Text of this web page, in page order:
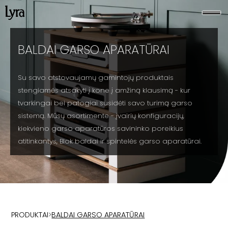
BALDAI GARSO APARATŪRAI
Su savo atstovaujamų gamintojų produktais
stengiamės atsakyti į kone į amžiną klausimą - kur
tvarkingai bei patogiai susidėti savo turimą garso
sistemą. Mūsų asortimente - įvairių konfiguracijų,
kiekvieno garso aparatūros savininko poreikius
atitinkantys, Blok baldai ir spintelės garso aparatūrai.
PRODUKTAI>BALDAI GARSO APARATŪRAI